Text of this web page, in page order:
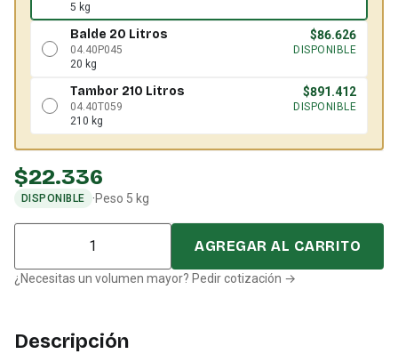
5 kg
Balde 20 Litros
04.40P045
20 kg
$86.626
DISPONIBLE
Tambor 210 Litros
04.40T059
210 kg
$891.412
DISPONIBLE
$22.336
DISPONIBLE ·Peso 5 kg
Cantidad
AGREGAR AL CARRITO
¿Necesitas un volumen mayor? Pedir cotización →
Descripción